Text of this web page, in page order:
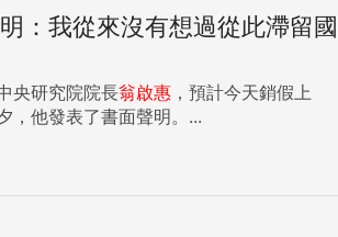
：我從來沒有想過從此滯留國
央研究院院長翁啟惠 ，預計今天銷假上
，他發表了書面聲明。...